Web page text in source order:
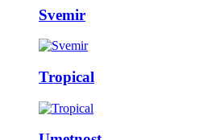
Svemir
Tropical